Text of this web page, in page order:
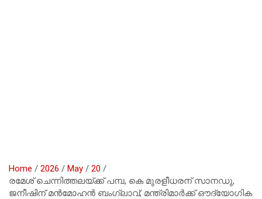
Home 2026 May
20
രമേശ് ചെന്നിത്തലയ്ക്ക് പമ്പ, കെ മുരളീധരന് സാനഡു,
ജനീഷിന് മൻമോഹൻ ബംഗ്ലാവ്; മന്ത്രിമാർക്ക് ഔദ്യോഗിക